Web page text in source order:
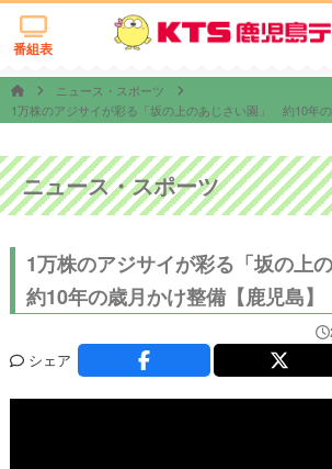
番組表
ニュース・スポーツ
1万株のアジサイが彩る「坂の上のあじさい園」 約10年の
ニュース・スポーツ
1万株のアジサイが彩る「坂の上
約10年の歳月かけ整備【鹿児島】
シェア